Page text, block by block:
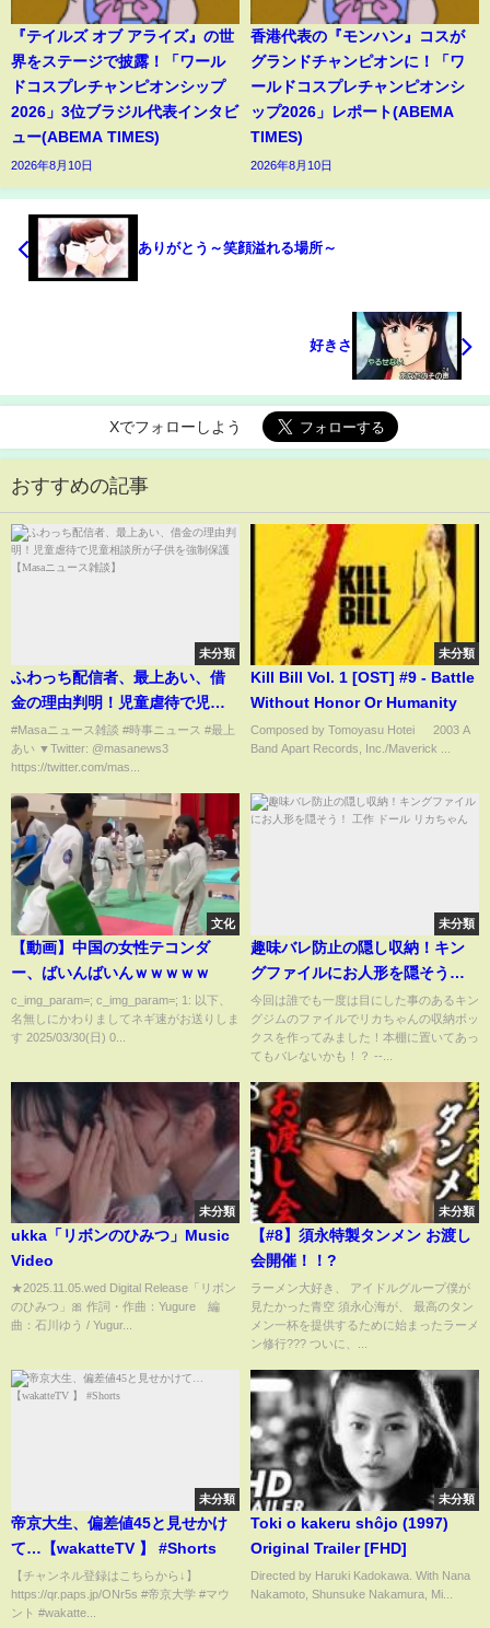
『テイルズ オブ アライズ』の世
界をステージで披露！「ワール
ドコスプレチャンピオンシップ
2026」3位ブラジル代表インタビ
ュー(ABEMA TIMES)
2026年8月10日
香港代表の『モンハン』コスが
グランドチャンピオンに！「ワ
ールドコスプレチャンピオンシ
ップ2026」レポート(ABEMA
TIMES)
2026年8月10日
ありがとう～笑顔溢れる場所～
好きさ
Xでフォローしよう
おすすめの記事
未分類
ふわっち配信者、最上あい、借
金の理由判明！児童虐待で児童
相談所が子供を強制保護【Masa
ニュース雑談】
#Masaニュース雑談 #時事ニュース #最上
あい ▼Twitter: @masanews3
https://twitter.com/mas...
未分類
Kill Bill Vol. 1 [OST] #9 - Battle
Without Honor Or Humanity
Composed by Tomoyasu Hotei © 2003 A
Band Apart Records, Inc./Maverick ...
文化
【動画】中国の女性テコンダ
ー、ばいんばいんｗｗｗｗｗ
c_img_param=; c_img_param=; 1: 以下、
名無しにかわりましてネギ速がお送りしま
す 2025/03/30(日) 0...
未分類
趣味バレ防止の隠し収納！キン
グファイルにお人形を隠そう！
工作 ドール リカちゃん
今回は誰でも一度は目にした事のあるキン
グジムのファイルでリカちゃんの収納ボッ
クスを作ってみました！本棚に置いてあっ
てもバレないかも！？ --...
未分類
ukka「リボンのひみつ」Music
Video
★2025.11.05.wed Digital Release「リボン
のひみつ」🎀 作詞・作曲：Yugure 編
曲：石川ゆう / Yugur...
未分類
【#8】須永特製タンメン お渡し
会開催！！?
ラーメン大好き、 アイドルグループ僕が
見たかった青空 須永心海が、 最高のタン
メン一杯を提供するために始まったラーメ
ン修行??‍? ついに、...
未分類
帝京大生、偏差値45と見せかけ
て…【wakatteTV 】 #Shorts
【チャンネル登録はこちらから↓】
https://qr.paps.jp/ONr5s #帝京大学 #マウ
ント #wakatte...
未分類
Toki o kakeru shôjo (1997)
Original Trailer [FHD]
Directed by Haruki Kadokawa. With Nana
Nakamoto, Shunsuke Nakamura, Mi...